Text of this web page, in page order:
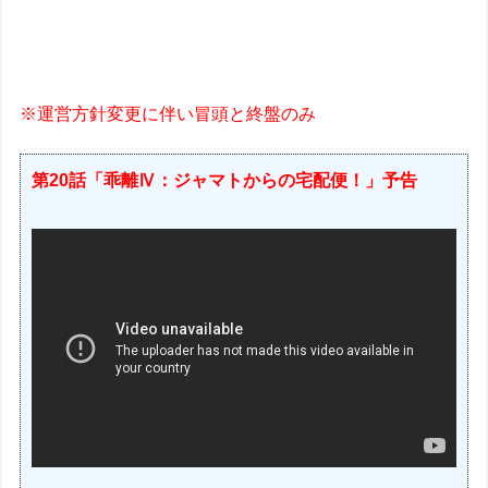
※運営方針変更に伴い冒頭と終盤のみ
第20話「乖離Ⅳ：ジャマトからの宅配便！」予告